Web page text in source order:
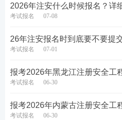
2026年注安什么时候报名？详
考试报名 07-08
26年注安报名时到底要不要提
考试报名 07-01
报考2026年黑龙江注册安全工
考试报名 06-30
报考2026年内蒙古注册安全工
考试报名 06-30